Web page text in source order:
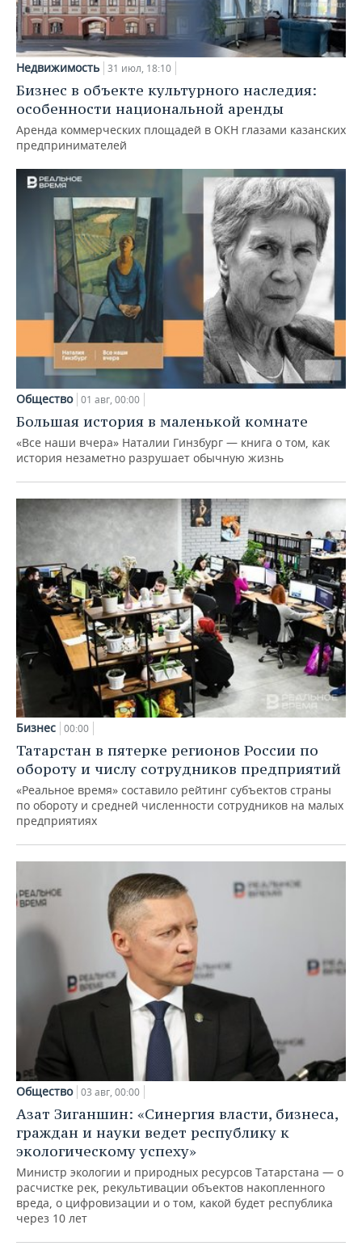
Недвижимость 31 июл, 18:10
Бизнес в объекте культурного наследия:
особенности национальной аренды
Аренда коммерческих площадей в ОКН глазами казанских
предпринимателей
Общество 01 авг, 00:00
Большая история в маленькой комнате
«Все наши вчера» Наталии Гинзбург — книга о том, как
история незаметно разрушает обычную жизнь
Бизнес 00:00
Татарстан в пятерке регионов России по
обороту и числу сотрудников предприятий
«Реальное время» составило рейтинг субъектов страны
по обороту и средней численности сотрудников на малых
предприятиях
Общество 03 авг, 00:00
Азат Зиганшин: «Синергия власти, бизнеса,
граждан и науки ведет республику к
экологическому успеху»
Министр экологии и природных ресурсов Татарстана — о
расчистке рек, рекультивации объектов накопленного
вреда, о цифровизации и о том, какой будет республика
через 10 лет